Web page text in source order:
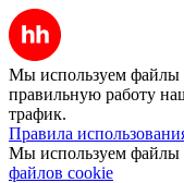
Мы используем файлы
правильную работу
трафик.
Правила
Мы используем файлы
файлов cookie